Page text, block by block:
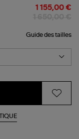
1 155,00 €
Guide des tailles